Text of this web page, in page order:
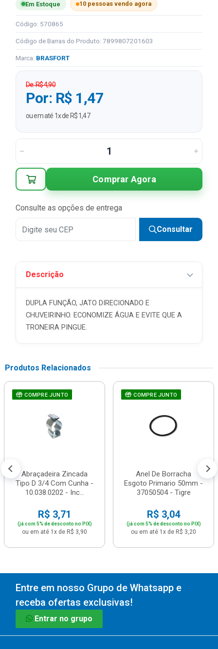
Em Estoque 10 pessoas vendo agora
Código: 570865
Código de Barras do Produto: 7899807201603
Marca: BRASFORT
De: R$ 4,90
Por: R$ 1,47
ou em até 1x de R$ 1,47
Comprar Agora
Consulte as opções de entrega
Consultar
Descrição
DUPLA FUNÇÃO, JATO DIRECIONADO E
CHUVEIRINHO. ECONOMIZE ÁGUA E EVITE QUE A
TRONEIRA PINGUE.
Produtos Relacionados
COMPRE JUNTO
Abraçadeira Zincada
Tipo D 3/4 Com Cunha -
10.038.0202 - Inc...
R$ 3,71
(já com 5% de desconto no PIX)
ou em até 1x de R$ 3,90
COMPRE JUNTO
Anel De Borracha
Esgoto Primario 50mm -
37050504 - Tigre
R$ 3,04
(já com 5% de desconto no PIX)
ou em até 1x de R$ 3,20
Entre em nosso Grupo de Whatsapp e
receba ofertas exclusivas!
Entrar no grupo